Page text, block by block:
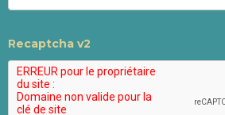
Recaptcha v2